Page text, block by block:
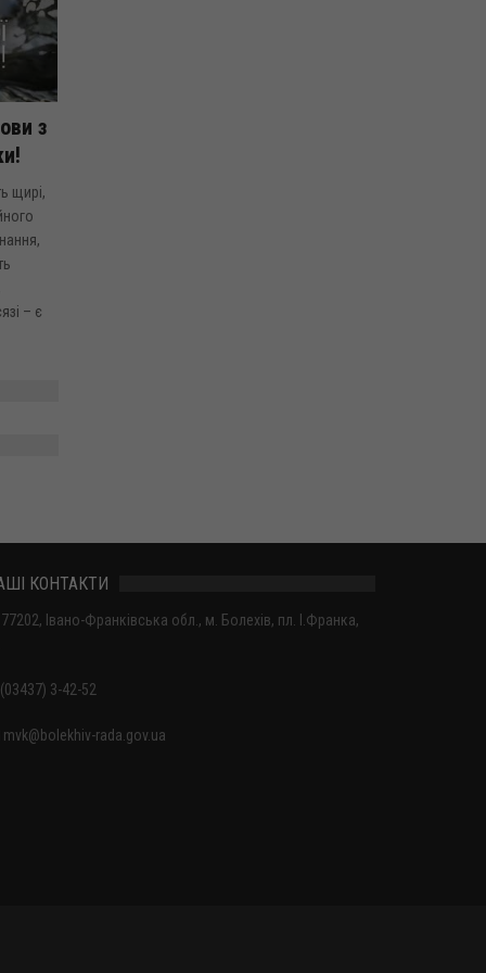
з
щирі,
– є
КОНТАКТИ
77202, Івано-Франківська обл., м. Болехів, пл. І.Франка,
(03437) 3-42-52
mvk@bolekhiv-rada.gov.ua